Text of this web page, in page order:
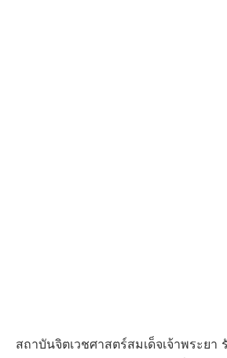
สถาบันจิตเวชศาสตร์สมเด็จเจ้าพระยา